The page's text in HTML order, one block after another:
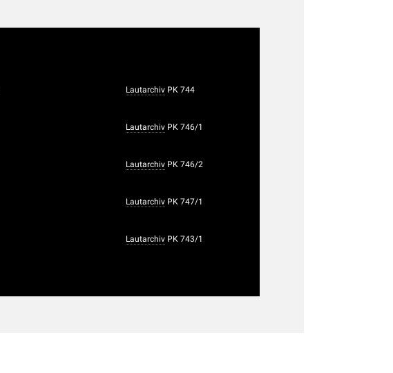
Lautarchiv PK 744
Lautarchiv PK 746/1
Lautarchiv PK 746/2
Lautarchiv PK 747/1
Lautarchiv PK 743/1